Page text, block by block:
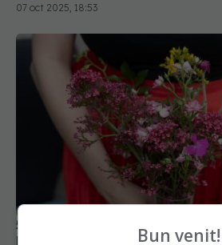
07 oct 2025, 18:53
5 plante medicinale care ajută
hormonilor
Bun venit!